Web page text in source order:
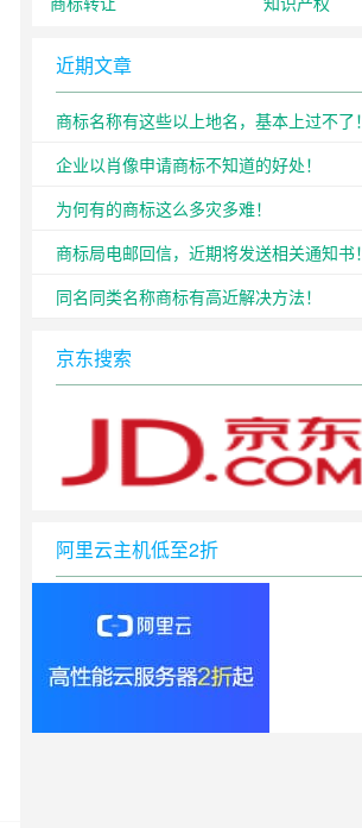
近期文章
商标名称有这些以上地名，基本上过不了！
企业以肖像申请商标不知道的好处！
为何有的商标这么多灾多难！
商标局电邮回信，近期将发送相关通知书！
同名同类名称商标有高近解决方法！
京东搜索
阿里云主机低至2折